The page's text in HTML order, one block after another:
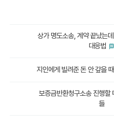
상가 명도소송, 계약 끝났는
대응법
지인에게 빌려준 돈 안 갚을
보증금반환청구소송 진행할
들